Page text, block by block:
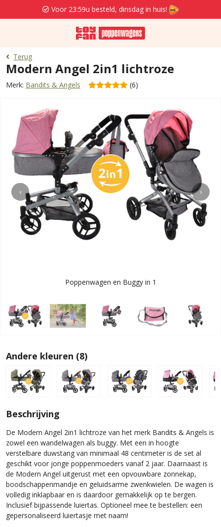
Voor 23:59u besteld, dinsdag in huis!
Terug
Modern Angel 2in1 lichtroze
Merk: Bandits & Angels (6)
‹ ›
Poppenwagen en Buggy in 1
Andere kleuren (8)
Beschrijving
De Modern Angel 2in1 lichtroze van het merk Bandits & Angels is
zowel een wandelwagen als buggy. Met een in hoogte
verstelbare duwstang van minimaal 48 centimeter is de set al
geschikt voor jonge poppenmoeders vanaf 2 jaar. Daarnaast is
de Modern Angel uitgerust met een opvouwbare zonnekap,
boodschappenmandje en geluidsarme zwenkwielen. De wagen is
volledig inklapbaar en is daardoor gemakkelijk op te bergen.
Inclusief bijpassende luiertas. Optioneel mee te bestellen: een
gepersonaliseerd luiertasje met naam!